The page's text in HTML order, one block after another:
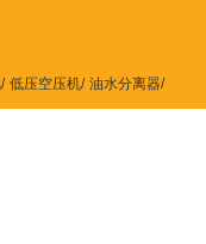
低压空压机 油水分离器